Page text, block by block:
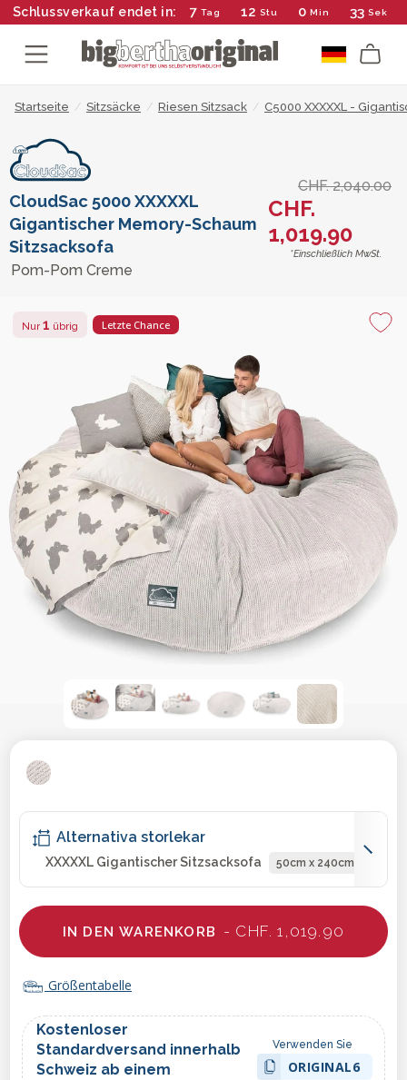
Schlussverkauf endet in: 7 Tag 12 Stu 0 Min 32 Sek
Startseite / Sitzsäcke / Riesen Sitzsack / C5000 XXXXXL -
CloudSac 5000 XXXXXL
Gigantischer Memory-Schaum
Sitzsacksofa
Pom-Pom Creme
CHF. 2,040.00
CHF.
1,019.90
*Einschließlich MwSt.
Nur1 übrig Letzte Chance
Alternativa storlekar
XXXXXL Gigantischer Sitzsacksofa 50cm x 240cm
IN DEN WARENKORB - CHF. 1,019.90
Größentabelle
Kostenloser
Standardversand innerhalb
Schweiz ab einem
Verwenden Sie
ORIGINAL6